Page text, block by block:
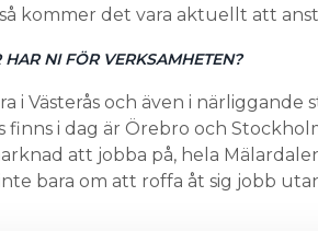
kommer det vara aktuellt att
HAR NI FÖR VERKSAMHETEN?
i Västerås och även i närliggande
finns i dag är Örebro och
att jobba på, hela
bara om att roffa åt sig jobb